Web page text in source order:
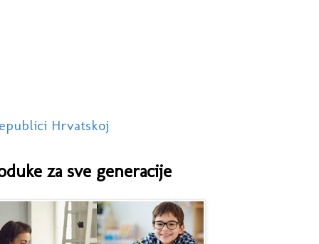
Hrvatskoj
za sve generacije